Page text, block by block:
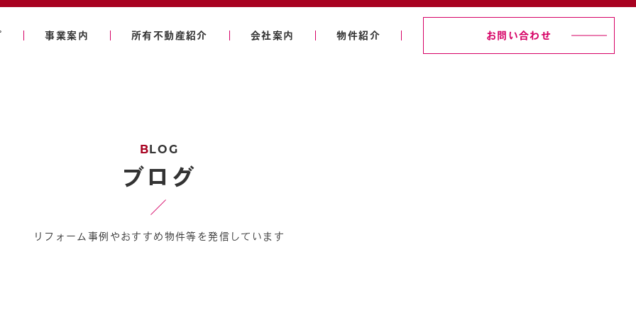
事業案内 所有不動産紹介 会社案内 物件紹介 お問い合わせ
B LOG
ブログ
リフォーム事例やおすすめ物件等を発信しています